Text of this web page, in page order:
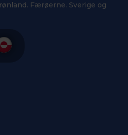
Færøerne. Sverige og